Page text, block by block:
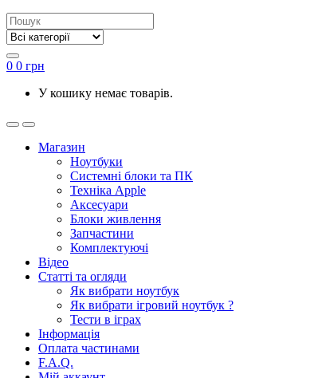
0 0 грн
У кошику немає товарів.
Магазин
Ноутбуки
Системні блоки та ПК
Техніка Apple
Аксесуари
Блоки живлення
Запчастини
Комплектуючі
Відео
Статті та огляди
Як вибрати ноутбук
Як вибрати ігровий ноутбук ?
Тести в іграх
Інформація
Оплата частинами
F.A.Q.